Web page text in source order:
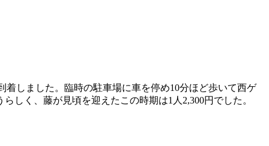
しました。臨時の駐車場に車を停め10分ほど歩いて西ゲ
しく、藤が見頃を迎えたこの時期は1人2,300円でした。